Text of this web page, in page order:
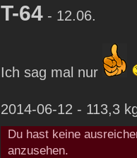
T-64 - 12.06.
Ich sag mal nur
2014-06-12 - 113,3
Du hast keine
anzusehen.